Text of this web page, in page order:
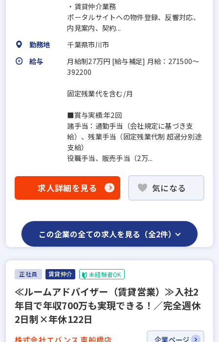
・賃貸仲介業務
ポータルサイトへの物件登録、反響対応、
内見案内、契約...
勤務地
千葉県市川市
給与
月給制27万円 [給与補足] 月給：271500～
392200
固定残業代を含む/月
■賞与実績:年2回
諸手当：通勤手当（会社規定に基づき支
給）、残業手当（固定残業代制 超過分別途
支給）
役職手当、販売手当（2万...
求人詳細を見る 気になる
この企業の全ての求人を見る（全2件）
正社員 賃貸仲介 未経験者OK
≪ルームアドバイザー（賃貸営業）≫入社2
年目で年収700万も実現できる！／完全週休
2日制×年休122日
株式会社エバンス 東船橋店 企業ページ